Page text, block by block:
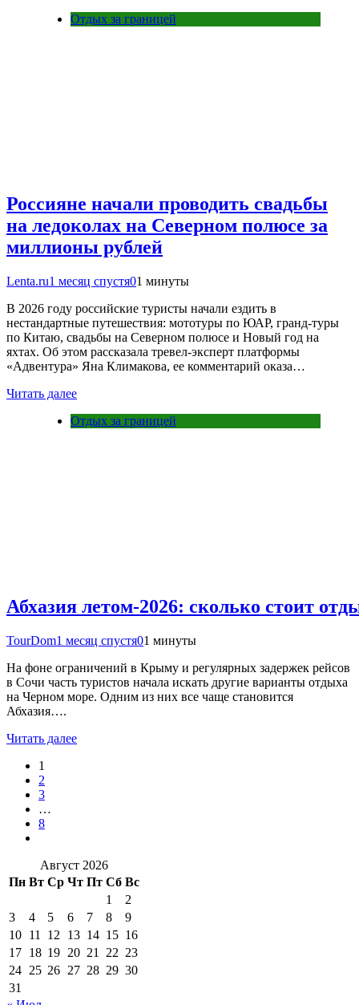
Отдых за границей
Россияне начали проводить свадьбы
на ледоколах на Северном полюсе за
миллионы рублей
Lenta.ru1 месяц спустя01 минуты
В 2026 году российские туристы начали ездить в
нестандартные путешествия: мототуры по ЮАР, гранд-туры
по Китаю, свадьбы на Северном полюсе и Новый год на
яхтах. Об этом рассказала тревел-эксперт платформы
«Адвентура» Яна Климакова, ее комментарий оказа…
Читать далее
Отдых за границей
Абхазия летом-2026: сколько стоит
TourDom1 месяц спустя01 минуты
На фоне ограничений в Крыму и регулярных задержек рейсов
в Сочи часть туристов начала искать другие варианты отдыха
на Черном море. Одним из них все чаще становится
Абхазия….
Читать далее
1
2
3
…
8
Август 2026
Пн Вт Ср Чт Пт Сб Вс
1
2
3
4 5 6 7 8
9
10 11 12 13 14 15 16
17 18 19 20 21 22 23
24 25 26 27 28 29 30
31